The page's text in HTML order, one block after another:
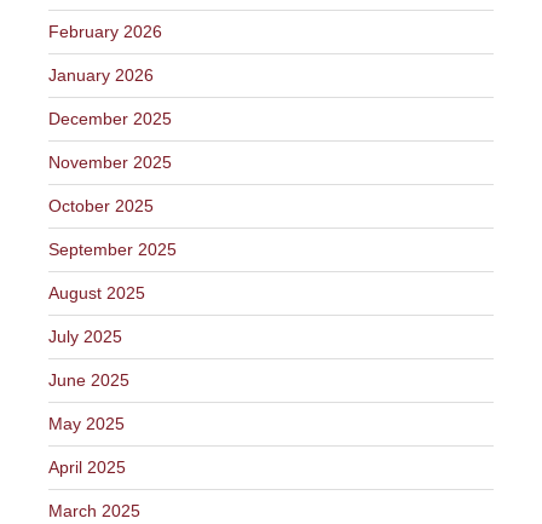
February 2026
January 2026
December 2025
November 2025
October 2025
September 2025
August 2025
July 2025
June 2025
May 2025
April 2025
March 2025